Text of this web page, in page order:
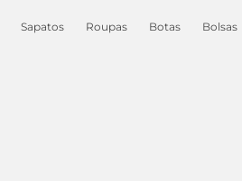
Sapatos Roupas Botas Bolsas